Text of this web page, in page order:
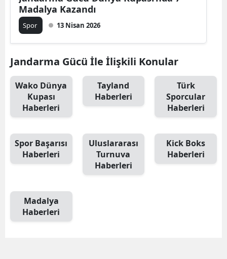
Madalya Kazandı
Spor 13 Nisan 2026
Jandarma Gücü İle İlişkili Konular
Wako Dünya
Kupası
Haberleri
Tayland
Haberleri
Türk
Sporcular
Haberleri
Spor Başarısı
Haberleri
Uluslararası
Turnuva
Haberleri
Kick Boks
Haberleri
Madalya
Haberleri